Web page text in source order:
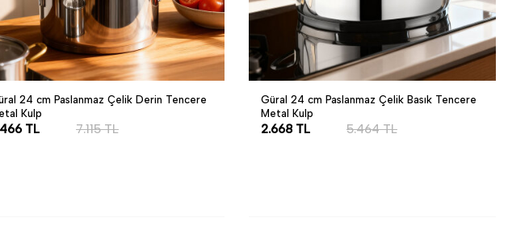
24 cm Paslanmaz Çelik Derin Tencere
Kulp
TL 7.115TL
Güral 24 cm Paslanmaz Çelik Basık Tencere
Metal Kulp
2.668TL 5.464TL